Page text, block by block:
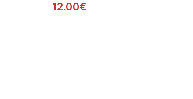
12.00€